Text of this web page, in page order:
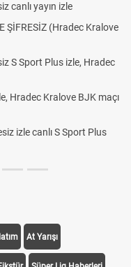
canlı yayın izle
ŞİFRESİZ (Hradec Kralove
S Sport Plus izle, Hradec
Hradec Kralove BJK maçı
izle canlı S Sport Plus
At Yarışı